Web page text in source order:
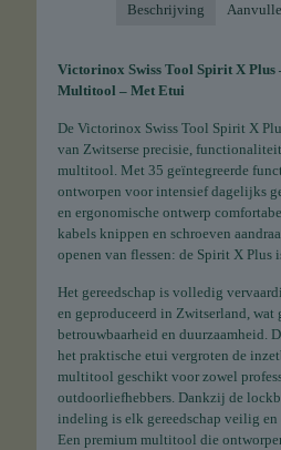
Beschrijving
Victorinox Swiss Tool Spirit X Plus
Multitool – Met Etui
De Victorinox Swiss Tool Spirit X
van Zwitserse precisie,
multitool. Met 35 geïntegreerde
ontworpen voor intensief dagelijks
en ergonomische ontwerp
kabels knippen en schroeven
openen van flessen: de Spirit X Plus
Het gereedschap is volledig
en geproduceerd in Zwitserland, wat
betrouwbaarheid en duurzaamheid.
het praktische etui vergroten de
multitool geschikt voor zowel
outdoorliefhebbers. Dankzij de
indeling is elk gereedschap veilig
Een premium multitool die